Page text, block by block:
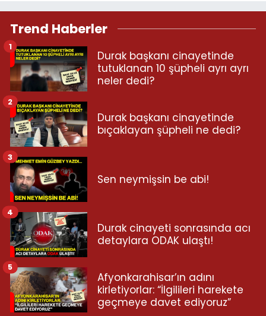
Trend Haberler
Durak başkanı cinayetinde
tutuklanan 10 şüpheli ayrı ayrı
neler dedi?
1
Durak başkanı cinayetinde
bıçaklayan şüpheli ne dedi?
2
Sen neymişsin be abi!
3
Durak cinayeti sonrasında acı
detaylara ODAK ulaştı!
4
Afyonkarahisar’ın adını
kirletiyorlar: “İlgilileri harekete
geçmeye davet ediyoruz”
5